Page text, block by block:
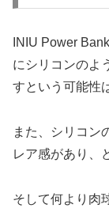
INIU Power
にシリコンのよ
すという可能性
また、シリコン
レア感があり、
そして何より肉